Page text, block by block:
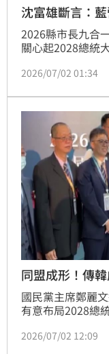
沈富雄斷言：
2026縣市長九合
關心起2028總統
就是專心在市政
贏」，否則賴清
2026/07/02 01:34
同盟成形！傳
國民黨主席鄭麗
有意布局2028總
燕有意拉攏韓國
2026/07/02 12:09